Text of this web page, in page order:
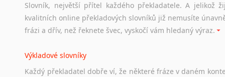
Odkazy poskytující cenné informace nekomerčního
hledat práci na internetu případně osobní zkušenosti
Hledáte-li
práci
Slovník, největší přítel každého překladatele. A jelikož
kvalitních online překladových slovníků již nemusíte
frázi a dřív, než řeknete švec, vyskočí vám hledaný výraz.
Výkladové slovníky
Každý překladatel dobře ví, že některé fráze v daném